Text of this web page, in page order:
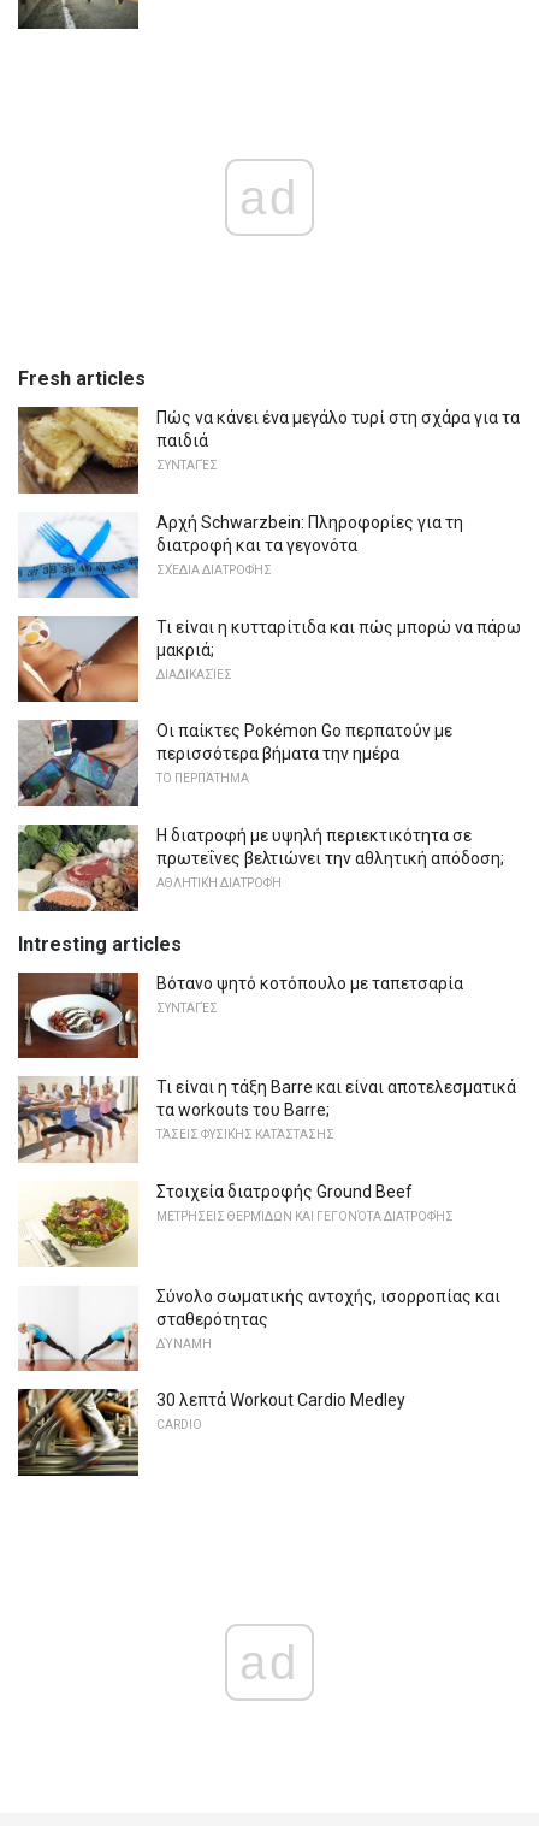
ad
Fresh articles
Πώς να κάνει ένα μεγάλο τυρί στη σχάρα για τα
παιδιά
ΣΥΝΤΑΓΈΣ
Αρχή Schwarzbein: Πληροφορίες για τη
διατροφή και τα γεγονότα
ΣΧΈΔΙΑ ΔΙΑΤΡΟΦΉΣ
Τι είναι η κυτταρίτιδα και πώς μπορώ να πάρω
μακριά;
ΔΙΑΔΙΚΑΣΊΕΣ
Οι παίκτες Pokémon Go περπατούν με
περισσότερα βήματα την ημέρα
ΤΟ ΠΕΡΠΆΤΗΜΑ
Η διατροφή με υψηλή περιεκτικότητα σε
πρωτεΐνες βελτιώνει την αθλητική απόδοση;
ΑΘΛΗΤΙΚΉ ΔΙΑΤΡΟΦΉ
Intresting articles
Βότανο ψητό κοτόπουλο με ταπετσαρία
ΣΥΝΤΑΓΈΣ
Τι είναι η τάξη Barre και είναι αποτελεσματικά
τα workouts του Barre;
ΤΆΣΕΙΣ ΦΥΣΙΚΉΣ ΚΑΤΆΣΤΑΣΗΣ
Στοιχεία διατροφής Ground Beef
ΜΕΤΡΉΣΕΙΣ ΘΕΡΜΊΔΩΝ ΚΑΙ ΓΕΓΟΝΌΤΑ ΔΙΑΤΡΟΦΉΣ
Σύνολο σωματικής αντοχής, ισορροπίας και
σταθερότητας
ΔΎΝΑΜΗ
30 λεπτά Workout Cardio Medley
CARDIO
ad